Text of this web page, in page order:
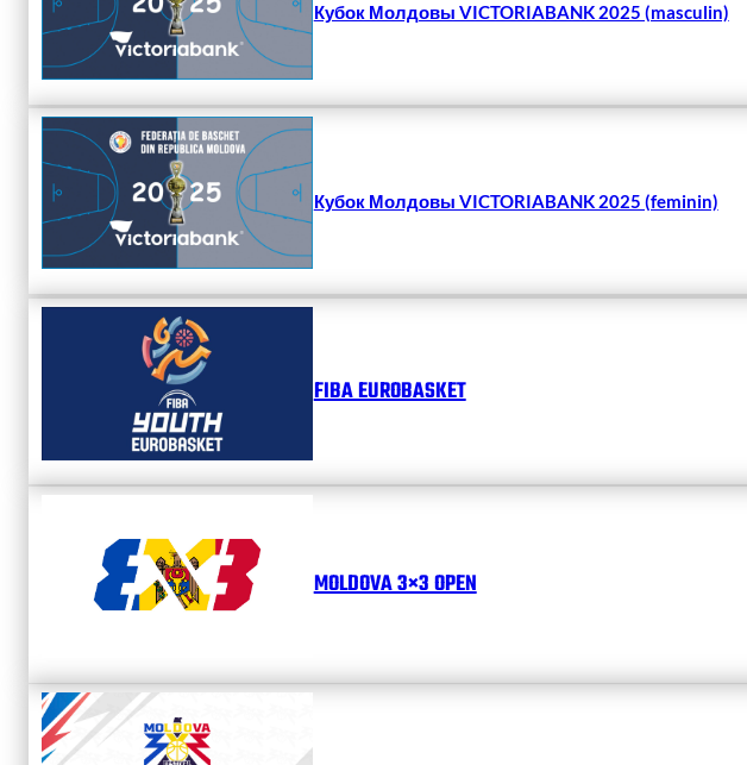
Кубок Молдовы VICTORIABANK 2025 (masculin)
Кубок Молдовы VICTORIABANK 2025 (feminin)
FIBA EUROBASKET
MOLDOVA 3×3 OPEN